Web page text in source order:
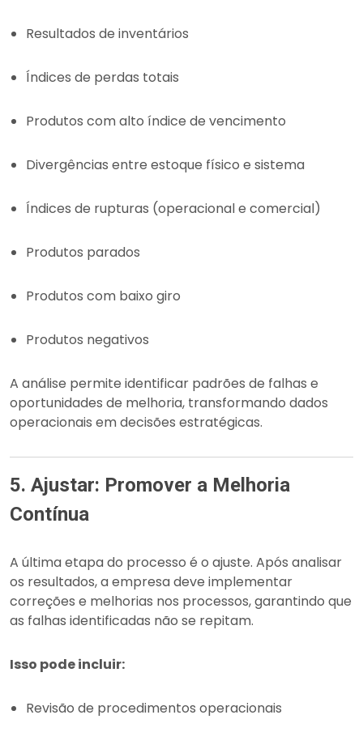
Resultados de inventários
Índices de perdas totais
Produtos com alto índice de vencimento
Divergências entre estoque físico e sistema
Índices de rupturas (operacional e comercial)
Produtos parados
Produtos com baixo giro
Produtos negativos
A análise permite identificar padrões de falhas e
oportunidades de melhoria, transformando dados
operacionais em decisões estratégicas.
5. Ajustar: Promover a Melhoria
Contínua
A última etapa do processo é o ajuste. Após analisar
os resultados, a empresa deve implementar
correções e melhorias nos processos, garantindo que
as falhas identificadas não se repitam.
Isso pode incluir:
Revisão de procedimentos operacionais